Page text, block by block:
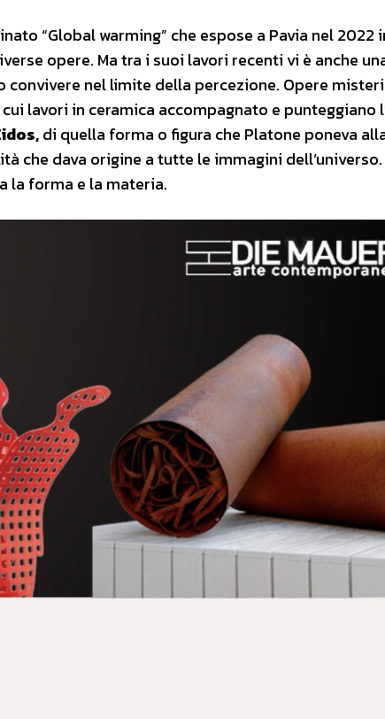
“Global warming” che espose a Pavia nel 2022
opere. Ma tra i suoi lavori recenti vi è anche
convivere nel limite della percezione. Opere
lavori in ceramica accompagnato e punteggiano
di quella forma o figura che Platone poneva
che dava origine a tutte le immagini
la forma e la materia.